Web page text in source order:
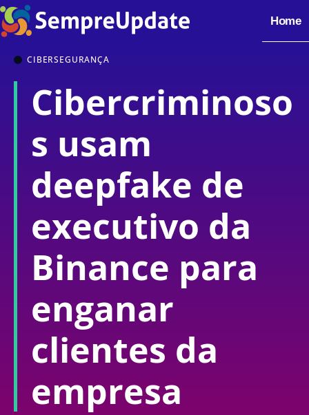
Home
CIBERSEGURANÇA
Cibercriminoso
s usam
deepfake de
executivo da
Binance para
enganar
clientes da
empresa